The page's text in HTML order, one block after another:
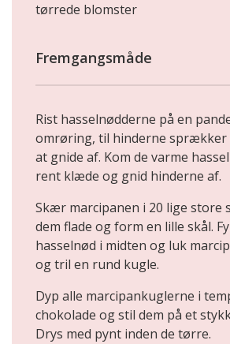
tørrede blomster
Fremgangsmåde
Rist hasselnødderne på en
omrøring, til hinderne sprækker
at gnide af. Kom de varme
rent klæde og gnid hinderne af.
Skær marcipanen i 20 lige store
dem flade og form en lille skål.
hasselnød i midten og luk
og tril en rund kugle.
Dyp alle marcipankuglerne i
chokolade og stil dem på et
Drys med pynt inden de tørre.